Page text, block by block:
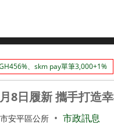
、skm pay單筆3,000+1%
8日履新 攜手打造
安平區公所 • 市政訊息